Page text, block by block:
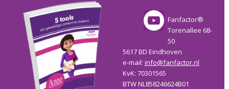
Fanfactor®
Torenallee 68-
50
5617 BD Eindhoven
e-mail: info@fanfactor.nl
KvK: 70301565
BTW NL858246624B01